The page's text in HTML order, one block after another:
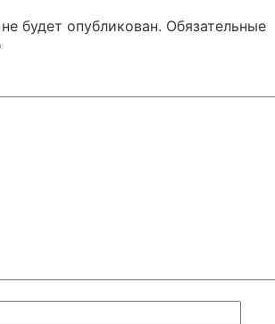
будет опубликован. Обязательные